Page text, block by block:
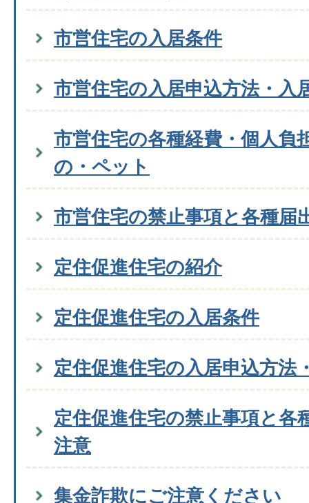
市営住宅の入居条件
市営住宅の入居申込方法・入
市営住宅の各種経費・個人負
の・ペット
市営住宅の禁止事項と各種届
定住促進住宅の紹介
定住促進住宅の入居条件
定住促進住宅の入居申込方法
定住促進住宅の禁止事項と各
注意
集金詐欺にご注意ください